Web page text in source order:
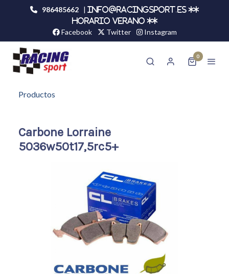
986485662 |
info@racingsport.es **
HORARIO VERANO **
Facebook Twitter Instagram
0
Productos
Carbone Lorraine
5036w50t17,5rc5+